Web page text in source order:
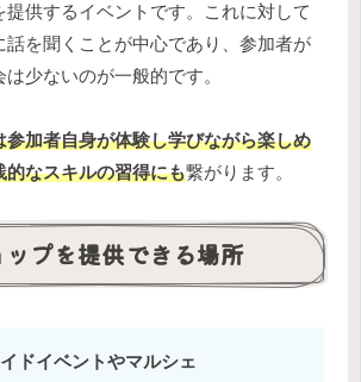
供するイベントです。これに対して
話を聞くことが中心であり、参加者が
少ないのが一般的です。
参加者自身が体験し学びながら楽しめ
的なスキルの習得にも繋がります。
ップを提供できる場所
ドイベントやマルシェ